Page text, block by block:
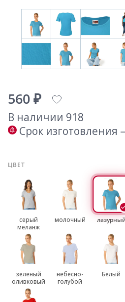
560 ₽
В наличии 918
Срок изготовления
ЦВЕТ
серый
меланж
молочный лазурный
зеленый
оливковый
небесно-
голубой
Белый